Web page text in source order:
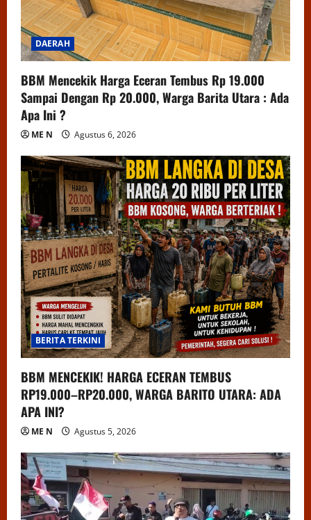
DAERAH
BBM Mencekik Harga Eceran Tembus Rp 19.000
Sampai Dengan Rp 20.000, Warga Barita Utara : Ada
Apa Ini ?
ME N Agustus 6, 2026
BERITA TERKINI
BBM MENCEKIK! HARGA ECERAN TEMBUS
RP19.000–RP20.000, WARGA BARITO UTARA: ADA
APA INI?
ME N Agustus 5, 2026